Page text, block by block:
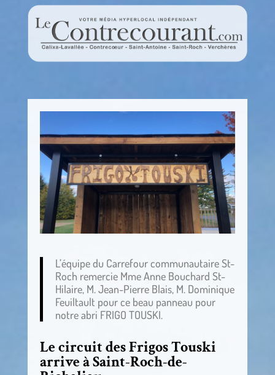
L’équipe du Carrefour communautaire St-
Roch remercie Mme Anne Bouchard St-
Hilaire, M. Jean-Pierre Blais, M. Dominique
Feuiltault pour ce beau panneau pour
notre abri FRIGO TOUSKI.
Le circuit des Frigos Touski
arrive à Saint-Roch-de-